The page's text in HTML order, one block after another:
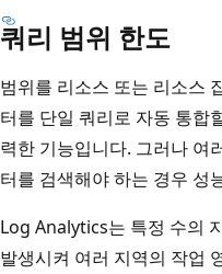
쿼리 범위 한도
범위를 리소스 또는 리소스
터를 단일 쿼리로 자동 통합
력한 기능입니다. 그러나 여
터를 검색해야 하는 경우 성
Log Analytics는 특정 수의
발생시켜 여러 지역의 작업